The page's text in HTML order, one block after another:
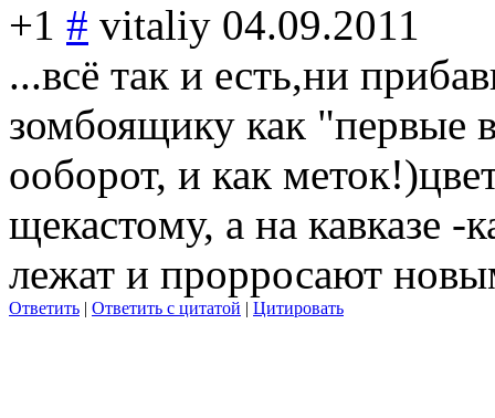
+1 # vitaliy 04.09.2011
...всё так и есть,ни
зомбоящику как "первые
ооборот, и как
щекастому, а на кавказе -
лежат и прорросают
Ответить | Ответить с цитатой | Цитировать